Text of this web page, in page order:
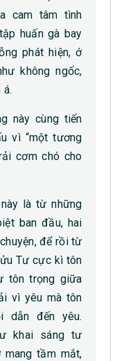
cam tâm tình
huấn gà bay
phát hiện, ớ
không ngốc,
này cùng tiến
vì “một tương
cơm chó cho
là từ những
ban đầu, hai
để rồi từ
Tư cực kì tôn
tôn trọng giữa
vì yêu mà tôn
dẫn đến yêu.
khai sáng tư
tầm mắt,